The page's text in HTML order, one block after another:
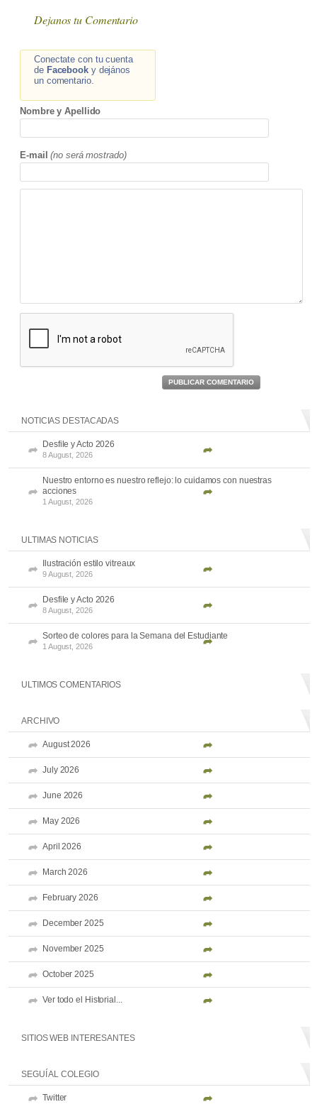
Dejanos tu Comentario
Conectate con tu cuenta
de Facebooky dejános
un comentario.
Nombre y Apellido
E-mail (no será mostrado)
PUBLICAR COMENTARIO
NOTICIAS DESTACADAS
Desfile y Acto 2026
8 August, 2026
Nuestro entorno es nuestro reflejo: lo cuidamos con nuestras
acciones
1 August, 2026
ULTIMAS NOTICIAS
Ilustración estilo vitreaux
9 August, 2026
Desfile y Acto 2026
8 August, 2026
Sorteo de colores para la Semana del Estudiante
1 August, 2026
ULTIMOS COMENTARIOS
ARCHIVO
August 2026
July 2026
June 2026
May 2026
April 2026
March 2026
February 2026
December 2025
November 2025
October 2025
Ver todo el Historial...
SITIOS WEB INTERESANTES
SEGUÍ AL COLEGIO
Twitter